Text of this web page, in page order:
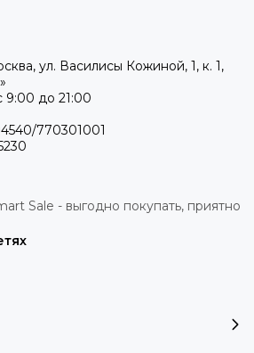
ул. Василисы Кожиной, 1, к. 1,
до 21:00
770301001
Sale - выгодно покупать, приятно